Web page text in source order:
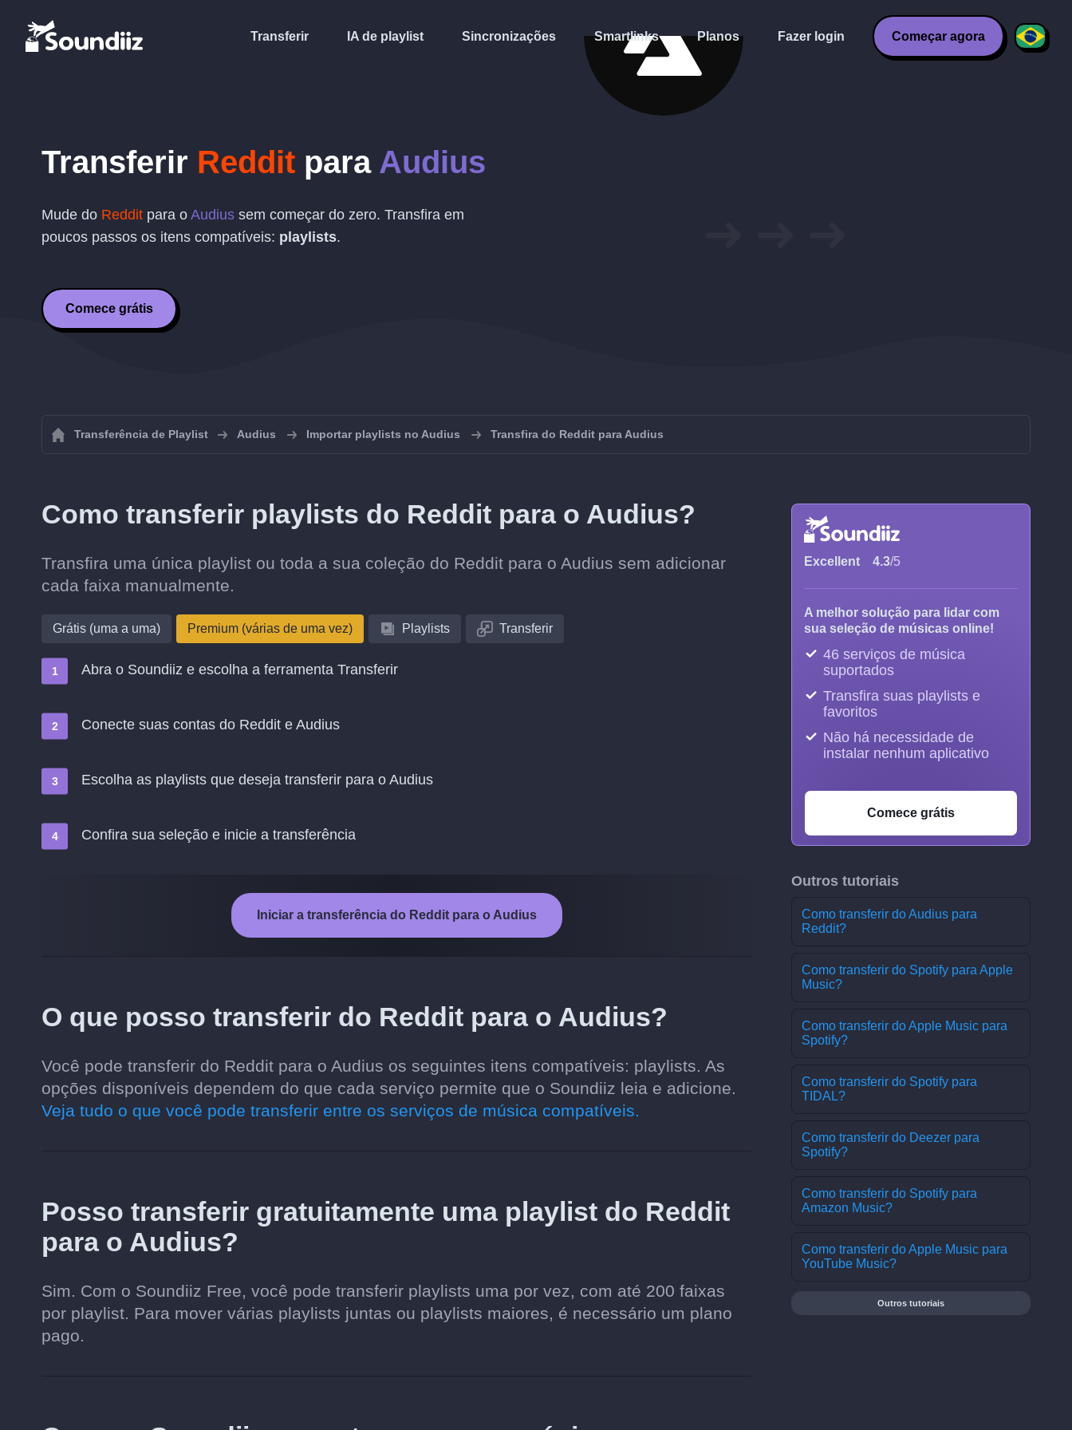
Transferir IA de playlist Sincronizações Smartlinks Planos Fazer login Começar agora
Transferir Reddit para Audius
Mude do Reddit para o Audius sem começar do zero. Transfira em
poucos passos os itens compatíveis: playlists.
Comece grátis
Transferência de Playlist Audius Importar playlists no Audius Transfira do Reddit para Audius
Como transferir playlists do Reddit para o Audius?
Transfira uma única playlist ou toda a sua coleção do Reddit para o Audius sem adicionar
cada faixa manualmente.
Grátis (uma a uma) Premium (várias de uma vez) Playlists Transferir
Abra o Soundiiz e escolha a ferramenta Transferir
Conecte suas contas do Reddit e Audius
Escolha as playlists que deseja transferir para o Audius
Confira sua seleção e inicie a transferência
Iniciar a transferência do Reddit para o Audius
O que posso transferir do Reddit para o Audius?
Você pode transferir do Reddit para o Audius os seguintes itens compatíveis: playlists. As
opções disponíveis dependem do que cada serviço permite que o Soundiiz leia e adicione.
Veja tudo o que você pode transferir entre os serviços de música compatíveis.
Posso transferir gratuitamente uma playlist do Reddit
para o Audius?
Sim. Com o Soundiiz Free, você pode transferir playlists uma por vez, com até 200 faixas
por playlist. Para mover várias playlists juntas ou playlists maiores, é necessário um plano
pago.
Excellent 4.3/5
A melhor solução para lidar com
sua seleção de músicas online!
46 serviços de música
suportados
Transfira suas playlists e
favoritos
Não há necessidade de
instalar nenhum aplicativo
Comece grátis
Outros tutoriais
Como transferir do Audius para
Reddit?
Como transferir do Spotify para Apple
Music?
Como transferir do Apple Music para
Spotify?
Como transferir do Spotify para
TIDAL?
Como transferir do Deezer para
Spotify?
Como transferir do Spotify para
Amazon Music?
Como transferir do Apple Music para
YouTube Music?
Outros tutoriais